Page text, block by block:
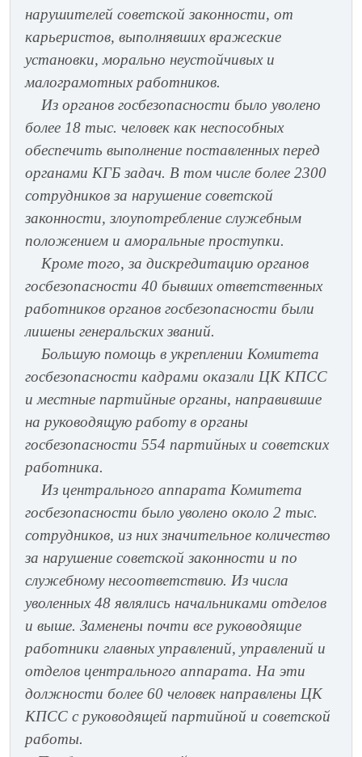
нарушителей советской законности, от
карьеристов, выполнявших вражеские
установки, морально неустойчивых и
малограмотных работников.
Из органов госбезопасности было уволено
более 18 тыс. человек как неспособных
обеспечить выполнение поставленных перед
органами КГБ задач. В том числе более 2300
сотрудников за нарушение советской
законности, злоупотребление служебным
положением и аморальные проступки.
Кроме того, за дискредитацию органов
госбезопасности 40 бывших ответственных
работников органов госбезопасности были
лишены генеральских званий.
Большую помощь в укреплении Комитета
госбезопасности кадрами оказали ЦК КПСС
и местные партийные органы, направившие
на руководящую работу в органы
госбезопасности 554 партийных и советских
работника.
Из центрального аппарата Комитета
госбезопасности было уволено около 2 тыс.
сотрудников, из них значительное количество
за нарушение советской законности и по
служебному несоответствию. Из числа
уволенных 48 являлись начальниками отделов
и выше. Заменены почти все руководящие
работники главных управлений, управлений и
отделов центрального аппарата. На эти
должности более 60 человек направлены ЦК
КПСС с руководящей партийной и советской
работы.